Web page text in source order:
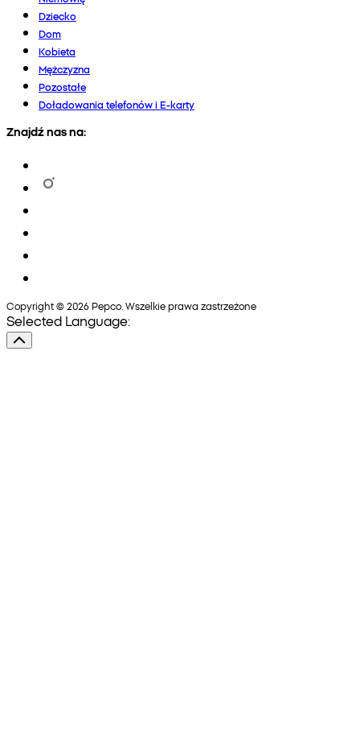
Dziecko
Dom
Kobieta
Mężczyzna
Pozostałe
Doładowania telefonów i E-karty
Znajdź nas na:
Copyright © 2026 Pepco. Wszelkie prawa zastrzeżone
Selected Language: